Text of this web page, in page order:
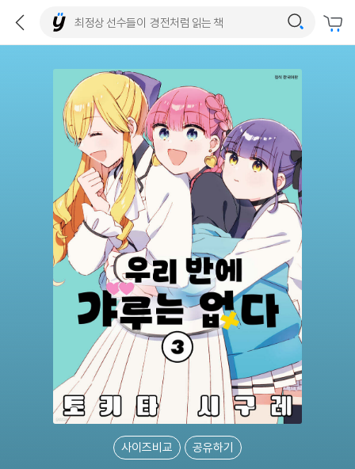
사이즈비교 공유하기